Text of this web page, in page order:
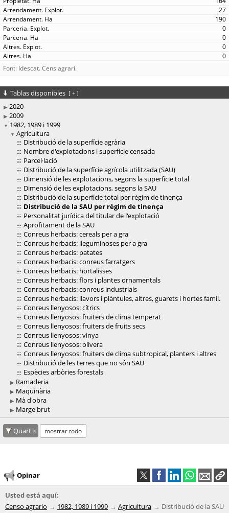
27
190
0
0
0
0
Font: Idescat. Cens agrari.
Tablas disponibles [ + ]
2020
2009
1982, 1989 i 1999
Agricultura
Distribució de la superfície agrària
Nombre d'explotacions i superfície censada
Parcel·lació
Distribució de la superfície agrícola utilitzada (SAU)
Dimensió de les explotacions, segons la superfície total
Dimensió de les explotacions, segons la SAU
Distribució de la superfície total per règim de tinença
Distribució de la SAU per règim de tinença
Personalitat jurídica del titular de l'explotació
Aprofitament de la SAU
Conreus herbacis: cereals per a gra
Conreus herbacis: lleguminoses per a gra
Conreus herbacis: patates
Conreus herbacis: conreus farratgers
Conreus herbacis: hortalisses
Conreus herbacis: flors i plantes ornamentals
Conreus herbacis: conreus industrials
Conreus herbacis: llavors i plàntules, altres, guarets i hortes famil.
Conreus llenyosos: cítrics
Conreus llenyosos: fruiters de clima temperat
Conreus llenyosos: fruiters de fruits secs
Conreus llenyosos: vinya
Conreus llenyosos: olivera
Conreus llenyosos: fruiters de clima subtropical, planters i altres
Distribució de les terres que no són SAU
Espècies arbòries forestals
Ramaderia
Maquinària
Mà d'obra
Marge brut
Quart mostrar todo
Opinar
Usted está aquí:
Censo agrario
1982, 1989 i 1999 Agricultura
Distribució de la SAU